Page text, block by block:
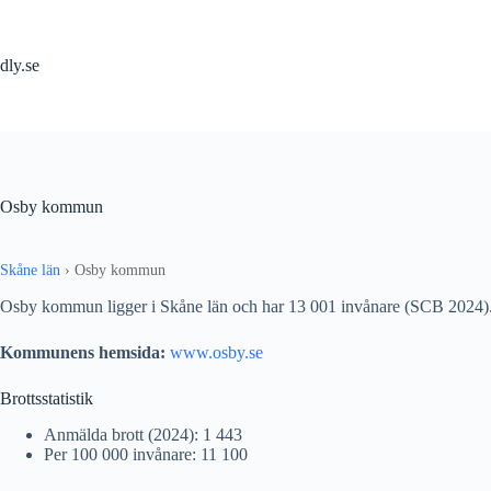
dly.se
Osby kommun
Skåne län › Osby kommun
Osby kommun ligger i Skåne län och har 13 001 invånare (SCB
Kommunens hemsida: www.osby.se
Brottsstatistik
Anmälda brott (2024): 1 443
Per 100 000 invånare: 11 100